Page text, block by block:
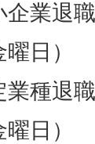
企業退
曜日）
業種退
曜日）